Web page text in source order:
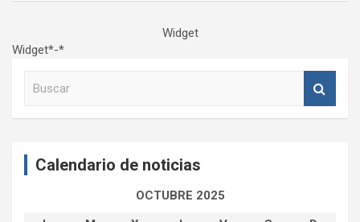
Widget
Widget*-*
Calendario de noticias
OCTUBRE 2025